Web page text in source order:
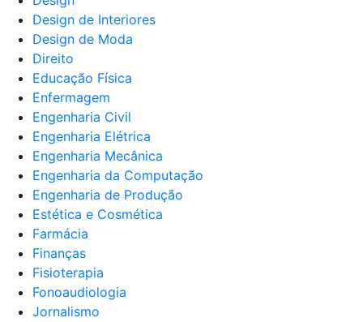
Design de Interiores
Design de Moda
Direito
Educação Física
Enfermagem
Engenharia Civil
Engenharia Elétrica
Engenharia Mecânica
Engenharia da Computação
Engenharia de Produção
Estética e Cosmética
Farmácia
Finanças
Fisioterapia
Fonoaudiologia
Jornalismo